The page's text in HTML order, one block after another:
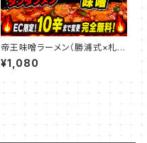
帝王味噌ラーメン（勝浦式×札幌
味噌）
¥1,080